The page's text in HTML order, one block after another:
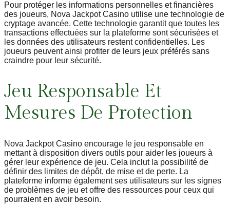
Pour protéger les informations personnelles et financières
des joueurs, Nova Jackpot Casino utilise une technologie de
cryptage avancée. Cette technologie garantit que toutes les
transactions effectuées sur la plateforme sont sécurisées et
les données des utilisateurs restent confidentielles. Les
joueurs peuvent ainsi profiter de leurs jeux préférés sans
craindre pour leur sécurité.
Jeu Responsable Et
Mesures De Protection
Nova Jackpot Casino encourage le jeu responsable en
mettant à disposition divers outils pour aider les joueurs à
gérer leur expérience de jeu. Cela inclut la possibilité de
définir des limites de dépôt, de mise et de perte. La
plateforme informe également ses utilisateurs sur les signes
de problèmes de jeu et offre des ressources pour ceux qui
pourraient en avoir besoin.